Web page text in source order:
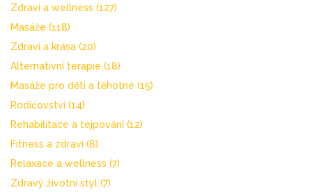
Zdraví a wellness (127)
Masáže (118)
Zdraví a krása (20)
Alternativní terapie (18)
Masáže pro děti a těhotné (15)
Rodičovství (14)
Rehabilitace a tejpování (12)
Fitness a zdraví (8)
Relaxace a wellness (7)
Zdravý životní styl (7)